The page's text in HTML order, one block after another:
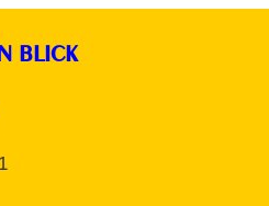
BLICK